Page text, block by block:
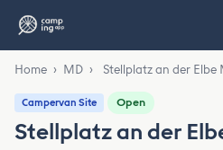
Home › MD › Stellplatz an der Elbe
Campervan Site Open
Stellplatz an der